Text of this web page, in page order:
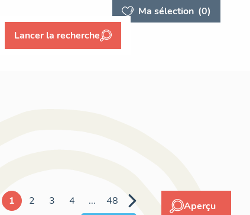
Ma sélection (0)
Lancer la recherche
1 2 3 4 ... 48 Aperçu